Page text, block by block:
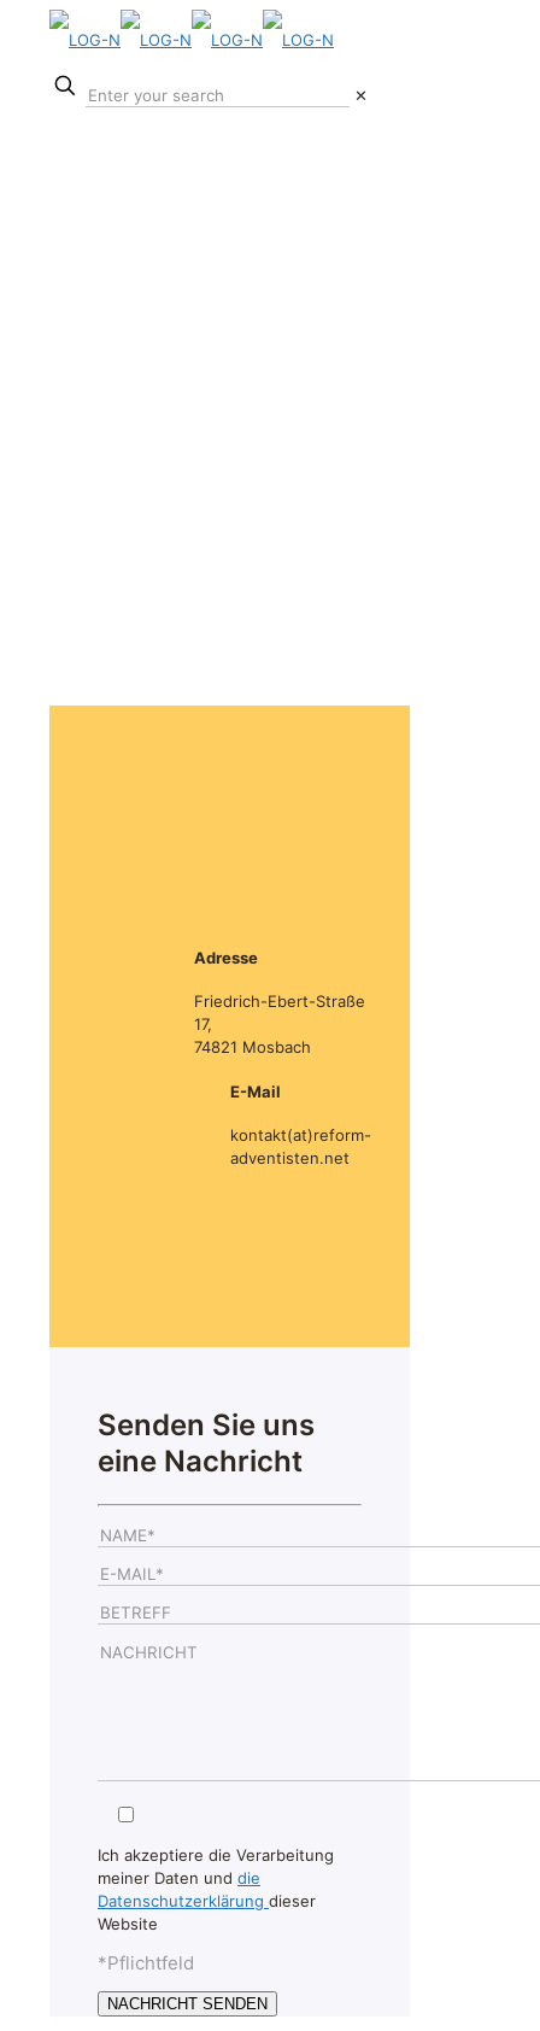
✕
Adresse
Friedrich-Ebert-Straße
17,
74821 Mosbach
E-Mail
kontakt(at)reform-
adventisten.net
Senden Sie uns
eine Nachricht
Ich akzeptiere die Verarbeitung
meiner Daten und die
Datenschutzerklärung dieser
Website
*Pflichtfeld